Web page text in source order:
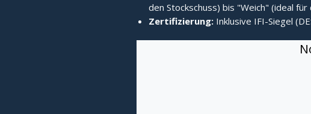
den Stockschuss) bis "Weich" (ideal für
Zertifizierung: Inklusive IFI-Siegel